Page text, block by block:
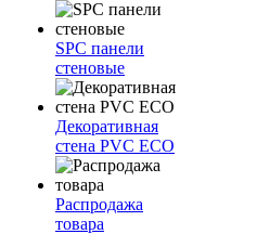
SPC панели
стеновые
Декоративная
стена PVC ECO
Распродажа
товара